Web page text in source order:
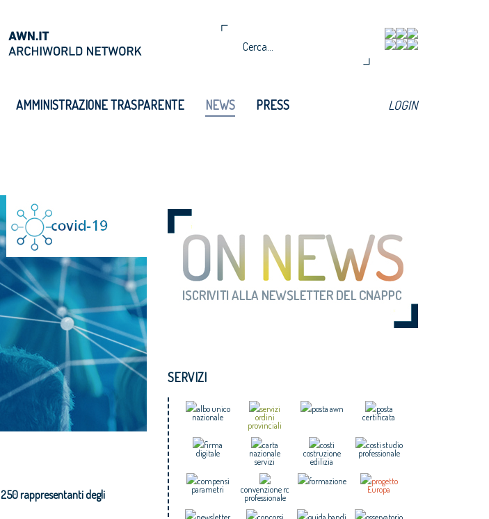
AMMINISTRAZIONE TRASPARENTE NEWS PRESS LOGIN
250 rappresentanti degli
SERVIZI
albo unico
nazionale
servizi
ordini
provinciali
posta awn
posta
certificata
firma
digitale
carta
nazionale
servizi
costi
costruzione
edilizia
costi studio
professionale
compensi
parametri
convenzione rc
professionale
formazione
progetto
Europa